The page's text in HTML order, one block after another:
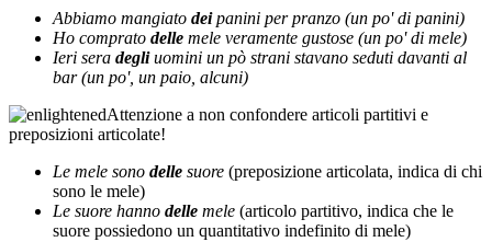
Abbiamo mangiato deipanini per pranzo (un po' di panini)
Ho comprato delle mele veramente gustose (un po' di mele)
Ieri sera degliuomini un pò strani stavano seduti davanti al
bar (un po', un paio, alcuni)
Attenzione a non confondere articoli partitivi e
preposizioni articolate!
Le mele sono delle suore (preposizione articolata, indica di chi
sono le mele)
Le suore hanno delle mele (articolo partitivo, indica che le
suore possiedono un quantitativo indefinito di mele)